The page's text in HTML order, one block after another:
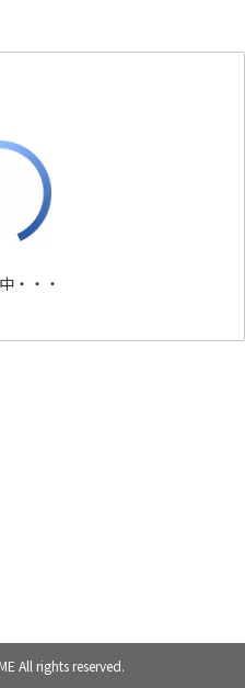
All rights reserved.
・・